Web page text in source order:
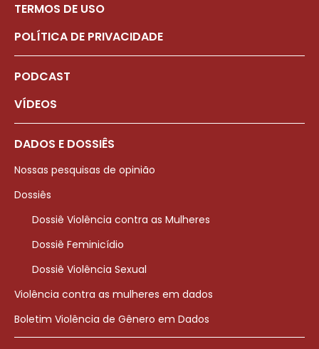
TERMOS DE USO
POLÍTICA DE PRIVACIDADE
PODCAST
VÍDEOS
DADOS E DOSSIÊS
Nossas pesquisas de opinião
Dossiês
Dossiê Violência contra as Mulheres
Dossiê Feminicídio
Dossiê Violência Sexual
Violência contra as mulheres em dados
Boletim Violência de Gênero em Dados